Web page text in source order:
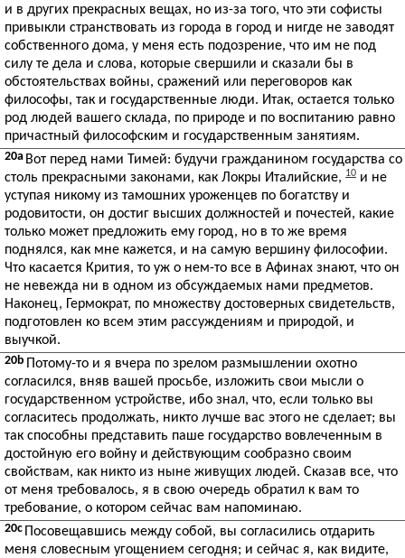
и в других прекрасных вещах, но из-за того, что эти софисты
привыкли странствовать из города в город и нигде не заводят
собственного дома, у меня есть подозрение, что им не под
силу те дела и слова, которые свершили и сказали бы в
обстоятельствах войны, сражений или переговоров как
философы, так и государственные люди. Итак, остается только
род людей вашего склада, по природе и по воспитанию равно
причастный философским и государственным занятиям.
20a Вот перед нами Тимей: будучи гражданином государства со
столь прекрасными законами, как Локры Италийские, 10 и не
уступая никому из тамошних уроженцев по богатству и
родовитости, он достиг высших должностей и почестей, какие
только может предложить ему город, но в то же время
поднялся, как мне кажется, и на самую вершину философии.
Что касается Крития, то уж о нем-то все в Афинах знают, что он
не невежда ни в одном из обсуждаемых нами предметов.
Наконец, Гермократ, по множеству достоверных свидетельств,
подготовлен ко всем этим рассуждениям и природой, и
выучкой.
20b Потому-то и я вчера по зрелом размышлении охотно
согласился, вняв вашей просьбе, изложить свои мысли о
государственном устройстве, ибо знал, что, если только вы
согласитесь продолжать, никто лучше вас этого не сделает; вы
так способны представить паше государство вовлеченным в
достойную его войну и действующим сообразно своим
свойствам, как никто из ныне живущих людей. Сказав все, что
от меня требовалось, я в свою очередь обратил к вам то
требование, о котором сейчас вам напоминаю.
20c Посовещавшись между собой, вы согласились отдарить
меня словесным угощением сегодня; и сейчас я, как видите,